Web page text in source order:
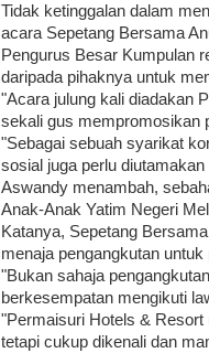
Tidak ketinggalan dalam
acara Sepetang Bersama
Pengurus Besar Kumpulan
daripada pihaknya untuk
"Acara julung kali diadakan
sekali gus mempromosikan
"Sebagai sebuah syarikat
sosial juga perlu
Aswandy menambah,
Anak-Anak Yatim Negeri
Katanya, Sepetang
menaja pengangkutan
"Bukan sahaja
berkesempatan mengikuti
"Permaisuri Hotels & Resort
tetapi cukup dikenali dan